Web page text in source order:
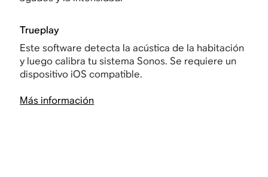
Trueplay
Este software detecta la acústica de la habitación
y luego calibra tu sistema Sonos. Se requiere un
dispositivo iOS compatible.
Más información